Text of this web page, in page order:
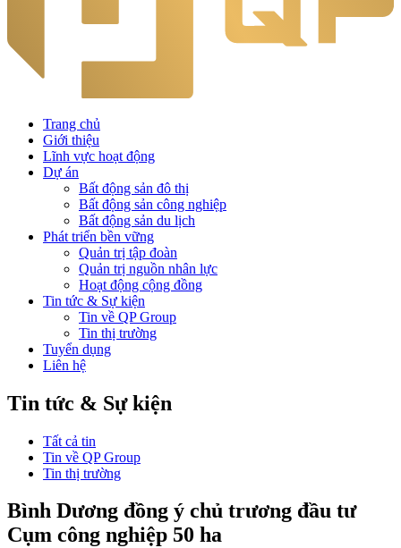
Trang chủ
Giới thiệu
Lĩnh vực hoạt động
Dự án
Bất động sản đô thị
Bất động sản công nghiệp
Bất động sản du lịch
Phát triển bền vững
Quản trị tập đoàn
Quản trị nguồn nhân lực
Hoạt động cộng đồng
Tin tức & Sự kiện
Tin về QP Group
Tin thị trường
Tuyển dụng
Liên hệ
Tin tức & Sự kiện
Tất cả tin
Tin về QP Group
Tin thị trường
Bình Dương đồng ý chủ trương đầu tư
Cụm công nghiệp 50 ha